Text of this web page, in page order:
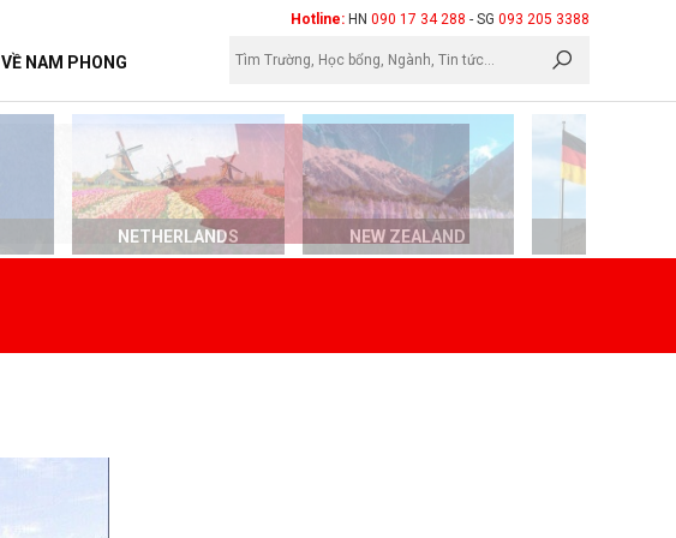
Hotline: HN 090 17 34 288 - SG 093 205 3388
VỀ NAM PHONG
NETHERLANDS NEW ZEALAND